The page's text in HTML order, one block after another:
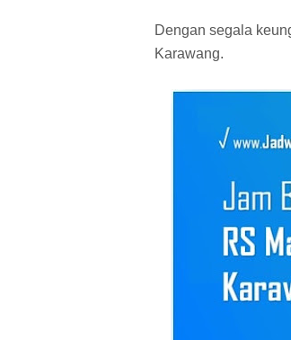
Dengan segala
Karawang.